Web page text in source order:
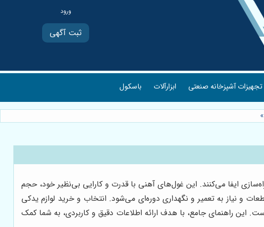
ثبت آگهی
تجهیزات آشپزخانه صنعتی ابزارآلات باسکول
»
ایفا می‌کنند. این غول‌های آهنی با قدرت و کارایی بی‌نظیر خود، حجم
و نیاز به تعمیر و نگهداری دوره‌ای می‌شود. انتخاب و خرید لوازم یدکی
راهنمای جامع، با هدف ارائه اطلاعات دقیق و کاربردی، به شما کمک